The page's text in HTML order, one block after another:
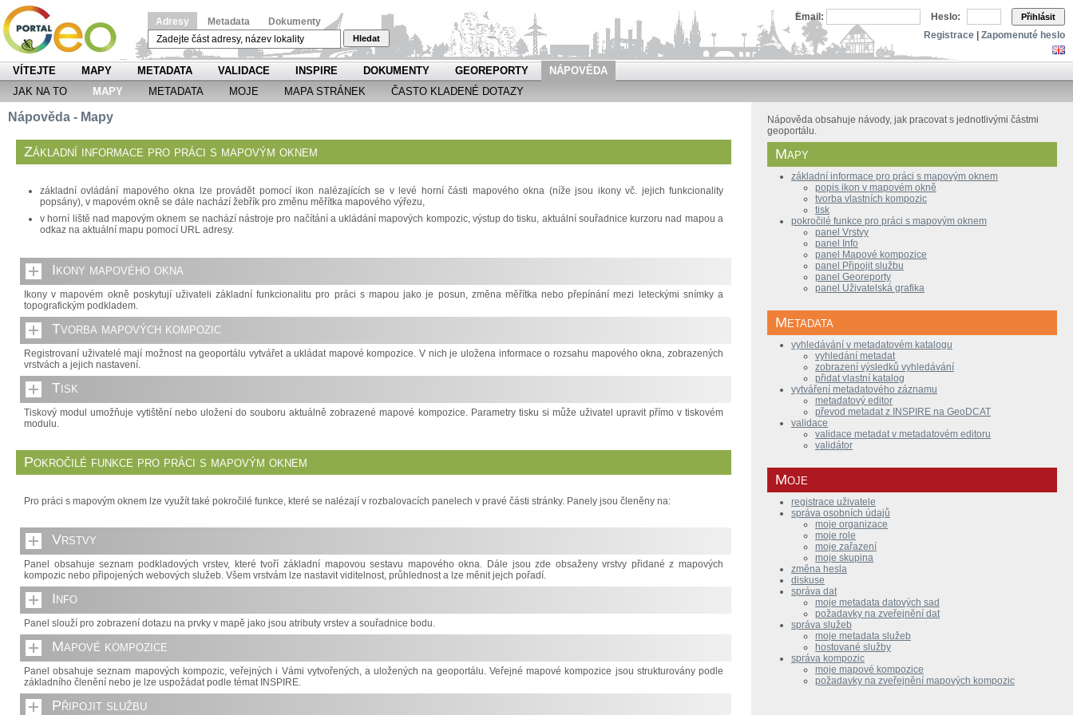
Adresy Metadata Dokumenty
Hledat
Email: Heslo: Přihlásit
Registrace Zapomenuté heslo
VÍTEJTE MAPY METADATA VALIDACE INSPIRE DOKUMENTY GEOREPORTY
NÁPOVĚDA
JAK NA TO
MAPY METADATA MOJE MAPA STRÁNEK ČASTO KLADENÉ DOTAZY
Nápověda - Mapy
Základní informace pro práci s mapovým oknem
základní ovládání mapového okna lze provádět pomocí ikon nalézajících se v levé horní části mapového okna (níže jsou ikony vč. jejich funkcionality
popsány), v mapovém okně se dále nachází žebřík pro změnu měřítka mapového výřezu,
v horní liště nad mapovým oknem se nachází nástroje pro načítání a ukládání mapových kompozic, výstup do tisku, aktuální souřadnice kurzoru nad mapou a
odkaz na aktuální mapu pomocí URL adresy.
Ikony mapového okna
Ikony v mapovém okně poskytují uživateli základní funkcionalitu pro práci s mapou jako je posun, změna měřítka nebo přepínání mezi leteckými snímky a
topografickým podkladem.
Tvorba mapových kompozic
Registrovaní uživatelé mají možnost na geoportálu vytvářet a ukládat mapové kompozice. V nich je uložena informace o rozsahu mapového okna, zobrazených
vrstvách a jejich nastavení.
Tisk
Tiskový modul umožňuje vytištění nebo uložení do souboru aktuálně zobrazené mapové kompozice. Parametry tisku si může uživatel upravit přímo v tiskovém
modulu.
Pokročilé funkce pro práci s mapovým oknem
Pro práci s mapovým oknem lze využít také pokročilé funkce, které se nalézají v rozbalovacích panelech v pravé části stránky. Panely jsou členěny na:
Vrstvy
Panel obsahuje seznam podkladových vrstev, které tvoří základní mapovou sestavu mapového okna. Dále jsou zde obsaženy vrstvy přidané z mapových
kompozic nebo připojených webových služeb. Všem vrstvám lze nastavit viditelnost, průhlednost a lze měnit jejch pořadí.
Info
Panel slouží pro zobrazení dotazu na prvky v mapě jako jsou atributy vrstev a souřadnice bodu.
Mapové kompozice
Panel obsahuje seznam mapových kompozic, veřejných i Vámi vytvořených, a uložených na geoportálu. Veřejné mapové kompozice jsou strukturovány podle
základního členění nebo je lze uspožádat podle témat INSPIRE.
Připojit službu
Nápověda obsahuje návody, jak pracovat s jednotlivými částmi
geoportálu.
Mapy
základní informace pro práci s mapovým oknem
popis ikon v mapovém okně
tvorba vlastních kompozic
tisk
pokročilé funkce pro práci s mapovým oknem
panel Vrstvy
panel Info
panel Mapové kompozice
panel Připojit službu
panel Georeporty
panel Uživatelská grafika
Metadata
vyhledávání v metadatovém katalogu
vyhledání metadat
zobrazení výsledků vyhledávání
přidat vlastní katalog
vytváření metadatového záznamu
metadatový editor
převod metadat z INSPIRE na GeoDCAT
validace
validace metadat v metadatovém editoru
validátor
Moje
registrace uživatele
správa osobních údajů
moje organizace
moje role
moje zařazení
moje skupina
změna hesla
diskuse
správa dat
moje metadata datových sad
požadavky na zveřejnění dat
správa služeb
moje metadata služeb
hostované služby
správa kompozic
moje mapové kompozice
požadavky na zveřejnění mapových kompozic